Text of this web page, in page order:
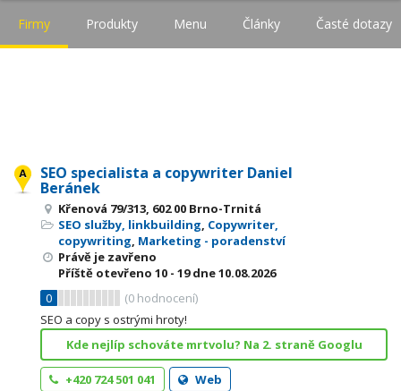
Firmy Produkty Menu Články Časté dotazy
SEO specialista a copywriter Daniel
Beránek
Křenová 79/313, 602 00 Brno-Trnitá
SEO služby, linkbuilding, Copywriter,
copywriting, Marketing - poradenství
Právě je zavřeno
Příště otevřeno 10 - 19dne 10.08.2026
0
(0 hodnocení)
SEO a copy s ostrými hroty!
Kde nejlíp schováte mrtvolu? Na 2. straně Googlu
+420 724 501 041 Web